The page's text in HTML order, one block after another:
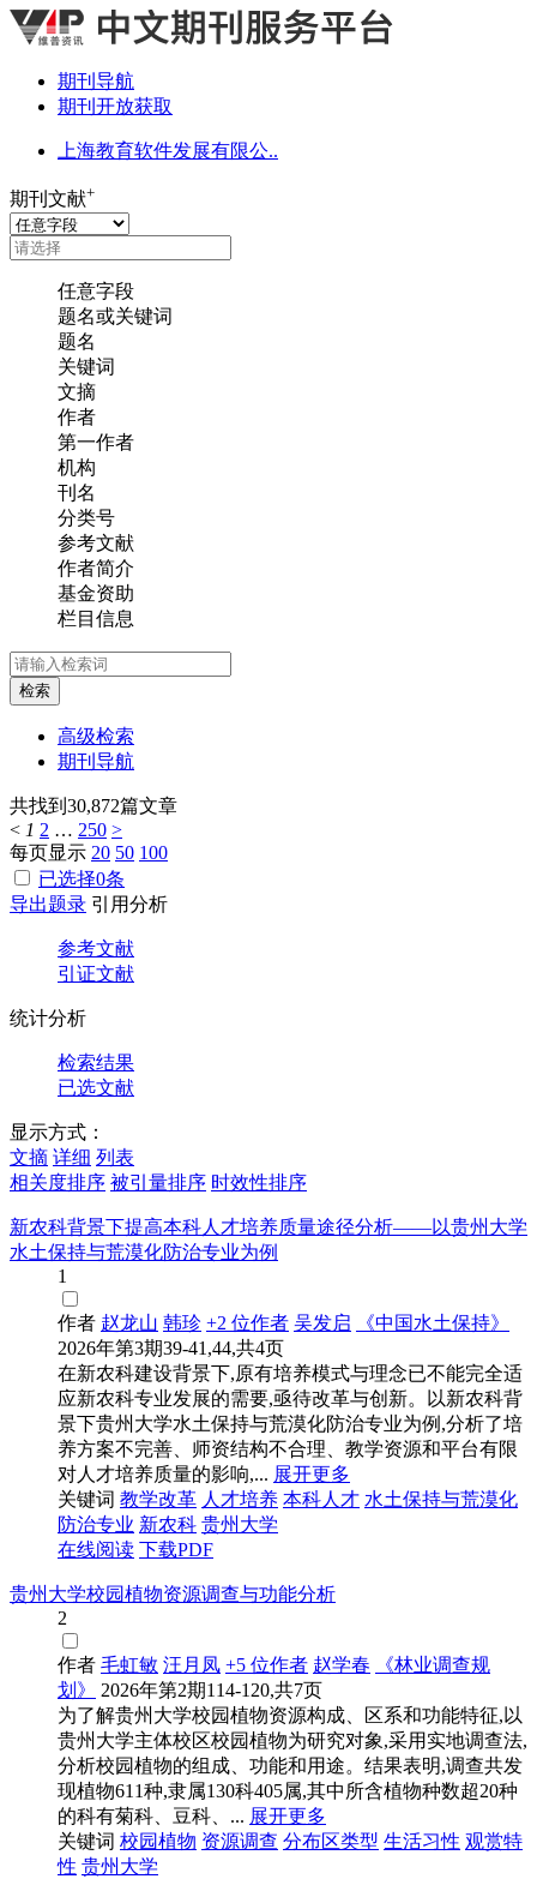
期刊导航
期刊开放获取
上海教育软件发展有限公..
期刊文献+
任意字段
题名或关键词
题名
关键词
文摘
作者
第一作者
机构
刊名
分类号
参考文献
作者简介
基金资助
栏目信息
检索
高级检索
期刊导航
共找到 30,872篇文章
< 1 2 … 250 >
每页显示 20 50 100
已选择0条
导出题录 引用分析
参考文献
引证文献
统计分析
检索结果
已选文献
显示方式：
文摘 详细 列表
相关度排序 被引量排序 时效性排序
新农科背景下提高本科人才培养质量途径分析——以贵州大学
水土保持与荒漠化防治专业为例
1
作者 赵龙山 韩珍 +2 位作者 吴发启
《中国水土保持》
2026年第3期39-41,44,共4页
在新农科建设背景下,原有培养模式与理念已不能完全适
应新农科专业发展的需要,亟待改革与创新。以新农科背
景下贵州大学水土保持与荒漠化防治专业为例,分析了培
养方案不完善、师资结构不合理、教学资源和平台有限
对人才培养质量的影响,... 展开更多
关键词 教学改革 人才培养 本科人才 水土保持与荒漠化
防治专业 新农科 贵州大学
在线阅读 下载PDF
贵州大学校园植物资源调查与功能分析
2
作者 毛虹敏 汪月凤 +5 位作者 赵学春
《林业调查规
划》
2026年第2期114-120,共7页
为了解贵州大学校园植物资源构成、区系和功能特征,以
贵州大学主体校区校园植物为研究对象,采用实地调查法,
分析校园植物的组成、功能和用途。结果表明,调查共发
现植物611种,隶属130科405属,其中所含植物种数超20种
的科有菊科、豆科、... 展开更多
关键词 校园植物 资源调查 分布区类型 生活习性 观赏特
性 贵州大学